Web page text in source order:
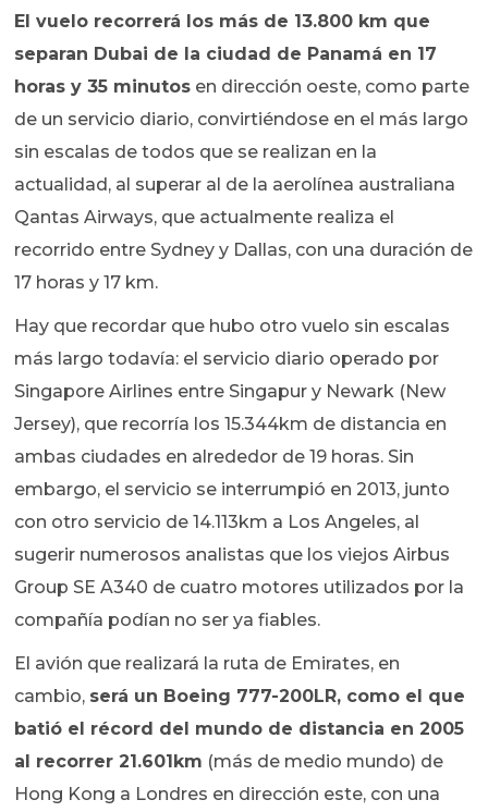
El vuelo recorrerá los más de 13.800 km que
separan Dubai de la ciudad de Panamá en 17
horas y 35 minutos en dirección oeste, como parte
de un servicio diario, convirtiéndose en el más largo
sin escalas de todos que se realizan en la
actualidad, al superar al de la aerolínea australiana
Qantas Airways, que actualmente realiza el
recorrido entre Sydney y Dallas, con una duración de
17 horas y 17 km.
Hay que recordar que hubo otro vuelo sin escalas
más largo todavía: el servicio diario operado por
Singapore Airlines entre Singapur y Newark (New
Jersey), que recorría los 15.344km de distancia en
ambas ciudades en alrededor de 19 horas. Sin
embargo, el servicio se interrumpió en 2013, junto
con otro servicio de 14.113km a Los Angeles, al
sugerir numerosos analistas que los viejos Airbus
Group SE A340 de cuatro motores utilizados por la
compañía podían no ser ya fiables.
El avión que realizará la ruta de Emirates, en
cambio, será un Boeing 777-200LR, como el que
batió el récord del mundo de distancia en 2005
al recorrer 21.601km (más de medio mundo) de
Hong Kong a Londres en dirección este, con una